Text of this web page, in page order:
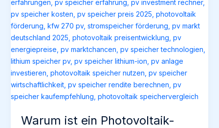
Warum ist ein Photovoltaik-